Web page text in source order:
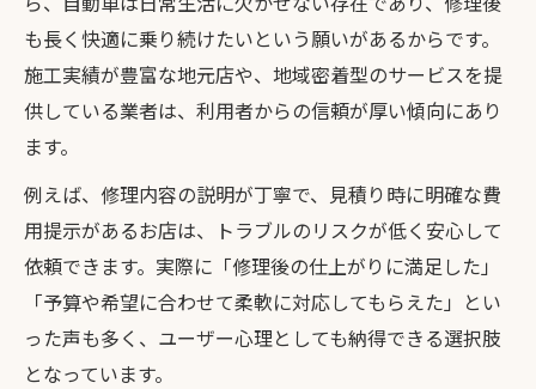
も長く快適に乗り続けたいという願いがあるからです。
施工実績が豊富な地元店や、地域密着型のサービスを提
供している業者は、利用者からの信頼が厚い傾向にあり
ます。
例えば、修理内容の説明が丁寧で、見積り時に明確な費
用提示があるお店は、トラブルのリスクが低く安心して
依頼できます。実際に「修理後の仕上がりに満足した」
「予算や希望に合わせて柔軟に対応してもらえた」とい
った声も多く、ユーザー心理としても納得できる選択肢
となっています。